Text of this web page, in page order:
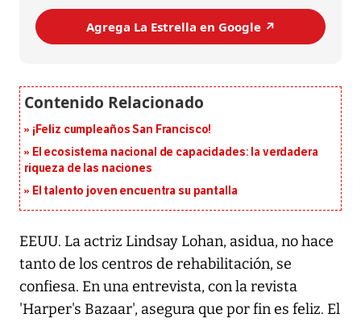
Agrega La Estrella en Google ↗️
¡Feliz cumpleaños San Francisco!
El ecosistema nacional de capacidades: la verdadera
riqueza de las naciones
El talento joven encuentra su pantalla​
EEUU. La actriz Lindsay Lohan, asidua, no hace
tanto de los centros de rehabilitación, se
confiesa. En una entrevista, con la revista
'Harper's Bazaar', asegura que por fin es feliz. El